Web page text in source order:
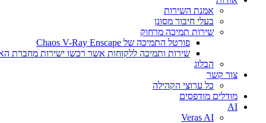
אמנת השירות
בעלי חיבור מסונן
שירות תמיכה מרחוק
פורטל התמיכה של Chaos V-Ray Enscape
שירות ותמיכה ללקוחות אשר רכשו ישירות מחברת
הבלוג
צור קשר
כל ערוצי הקהילה
מודלים מודפסים
AI
Veras AI